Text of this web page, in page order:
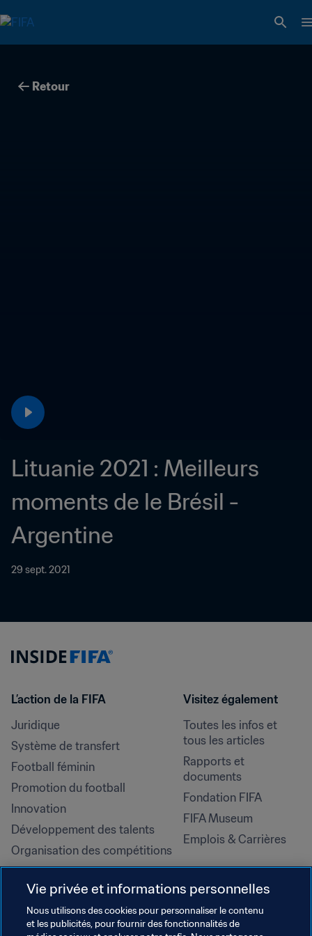
Retour
Lituanie 2021 : Meilleurs
moments de le Brésil -
Argentine
29 sept. 2021
L’action de la FIFA
Juridique
Système de transfert
Football féminin
Promotion du football
Innovation
Développement des talents
Organisation des compétitions
Développement durable
Droits de l'homme et lutte contre
la discrimination
Santé et médical
Visitez également
Toutes les infos et
tous les articles
Rapports et
documents
Fondation FIFA
FIFA Museum
Emplois & Carrières
Vie privée et informations personnelles
Nous utilisons des cookies pour personnaliser le contenu
et les publicités, pour fournir des fonctionnalités de